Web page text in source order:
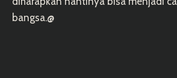
bangsa.@